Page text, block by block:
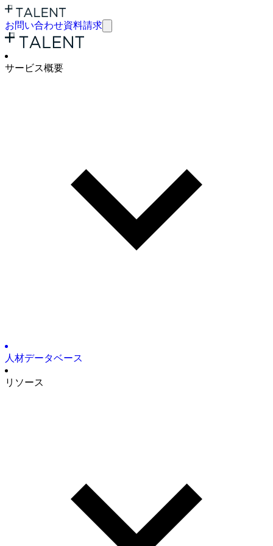
お問い合わせ資料請求
サービス概要
人材データベース
リソース